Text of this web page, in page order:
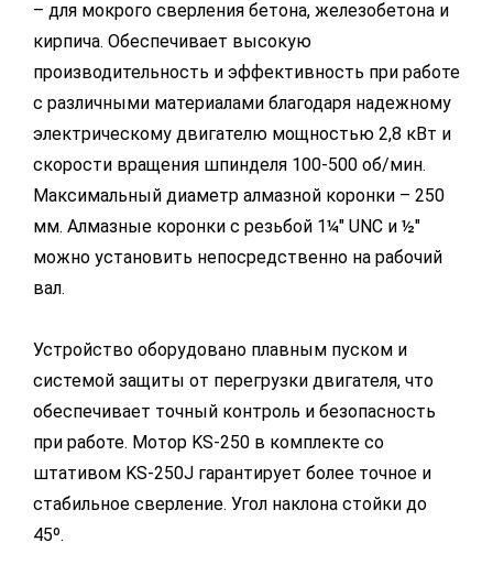
– для мокрого сверления бетона, железобетона и
кирпича. Обеспечивает высокую
производительность и эффективность при работе
с различными материалами благодаря надежному
электрическому двигателю мощностью 2,8 кВт и
скорости вращения шпинделя 100-500 об/мин.
Максимальный диаметр алмазной коронки – 250
мм. Алмазные коронки с резьбой 1¼" UNC и ½"
можно установить непосредственно на рабочий
вал.
Устройство оборудовано плавным пуском и
системой защиты от перегрузки двигателя, что
обеспечивает точный контроль и безопасность
при работе. Мотор KS-250 в комплекте со
штативом KS-250J гарантирует более точное и
стабильное сверление. Угол наклона стойки до
45º.